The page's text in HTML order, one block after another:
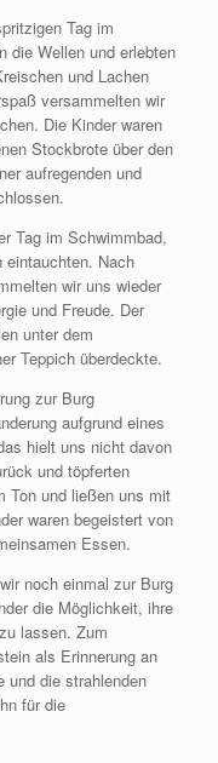
Tag im
die Wellen und erlebten
und Lachen
versammelten wir
Die Kinder waren
Stockbrote über den
aufregenden und
Tag im Schwimmbad,
eintauchten. Nach
wir uns wieder
und Freude. Der
unter dem
Teppich überdeckte.
zur Burg
aufgrund eines
hielt uns nicht davon
und töpferten
Ton und ließen uns mit
waren begeistert von
Essen.
noch einmal zur Burg
die Möglichkeit, ihre
lassen. Zum
als Erinnerung an
und die strahlenden
für die